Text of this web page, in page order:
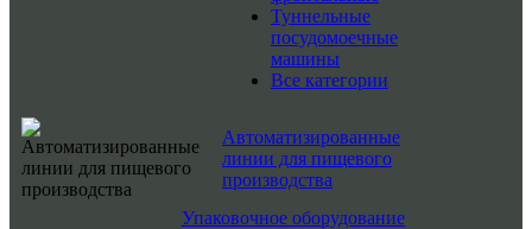
Туннельные
посудомоечные
машины
Все категории
Автоматизированные
линии для пищевого
производства
Упаковочное оборудование